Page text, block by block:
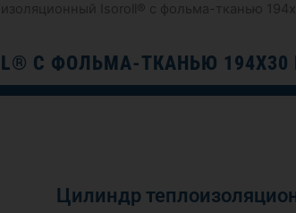
Isoroll® с фольма-тканью
С ФОЛЬМА-ТКАНЬЮ
Цилиндр